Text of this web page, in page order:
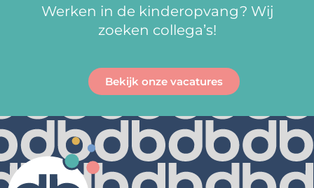
Werken in de kinderopvang? Wij
zoeken collega’s!
Bekijk onze vacatures